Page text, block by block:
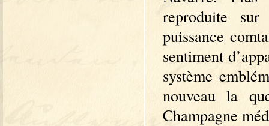
reproduite
puissance
sentiment
système
nouveau la
Champagne